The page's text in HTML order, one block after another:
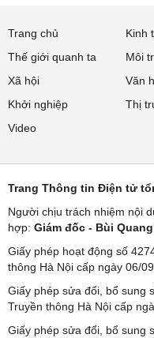
Trang chủ Kinh
Thế giới quanh ta
Môi
Xã hội
Văn
Khởi nghiệp
Thị
Video
Trang Thông tin Điện tử
Người chịu trách nhiệm nội
hợp: Giám đốc - Bùi
Giấy phép hoạt động số
thông Hà Nội cấp ngày 06/
Giấy phép sửa đổi, bổ sung
Truyền thông Hà Nội cấp
Giấy phép sửa đổi, bổ sung